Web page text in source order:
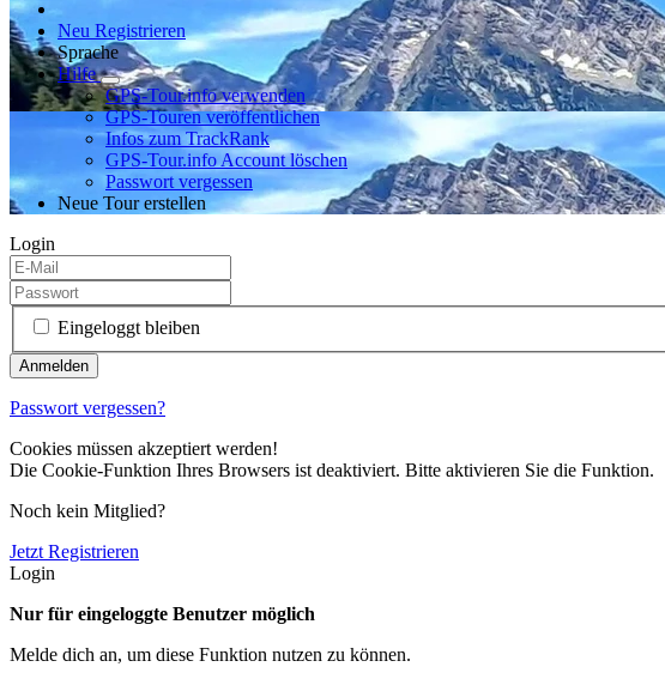
Neu Registrieren
Sprache
Hilfe
GPS-Tour.info verwenden
GPS-Touren veröffentlichen
Infos zum TrackRank
GPS-Tour.info Account löschen
Passwort vergessen
Neue Tour erstellen
Login
Eingeloggt bleiben
Passwort vergessen?
Cookies müssen akzeptiert werden!
Die Cookie-Funktion Ihres Browsers ist deaktiviert. Bitte aktivieren Sie die Funktion.
Noch kein Mitglied?
Jetzt Registrieren
Login
Nur für eingeloggte Benutzer möglich
Melde dich an, um diese Funktion nutzen zu können.